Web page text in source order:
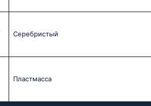
Серебристый
Пластмасса